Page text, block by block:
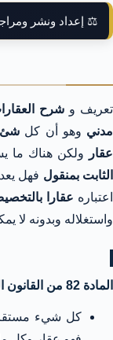
⚖️ إعداد ونشر
تعريف وشرح
مدني وهو أن كل شئ
عقار
ولكن هناك ما
الثابت بمنقول فهل
اعتباره عقارا
واستغلاله وبدونه لا
المادة 82 من القانون المدني تنص علي :
كل شيء مستقر